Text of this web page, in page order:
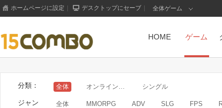
ホームページに設定 デスクトップにセーブ 全体ゲーム
HOME ゲーム
分類： 全体 シングル
ジャン
全体 MMORPG ADV SLG FPS